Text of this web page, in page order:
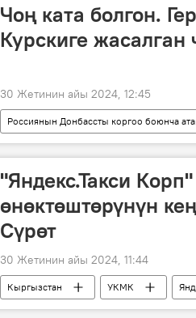
Чоң ката болгон.
Курскиге
30 Жетинин айы 2024, 12:45
Россиянын Донбассты коргоо боюнча
Украина
атайын операция
"Яндекс.Такси
өнөктөштөрүнүн
Сүрөт
30 Жетинин айы 2024, 11:44
Кыргызстан УКМК